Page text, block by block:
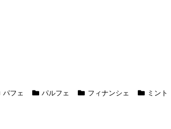
パフェ パルフェ フィナンシェ
ミント